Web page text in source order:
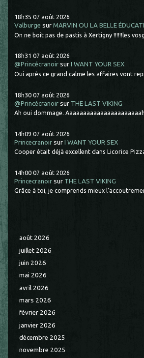
18h35 07 août 2026
Valburge surMARVIN OU LA BELLE
On ne boit pas de pastis à Xertigny !!!!!!les
18h31 07 août 2026
@Princécranoir surI WANT YOUR SEX
Oui après ce grand calme les affaires vont
18h30 07 août 2026
@Princécranoir sur THE LAST VIKING
Ah oui dommage.
14h09 07 août 2026
Princecranoir surI WANT YOUR SEX
Cooper était déjà excellent dans Licorice
14h00 07 août 2026
Princecranoir sur THE LAST VIKING
Grâce à toi, je comprends mieux
août 2026
juillet 2026
juin 2026
mai 2026
avril 2026
mars 2026
février 2026
janvier 2026
décembre 2025
novembre 2025